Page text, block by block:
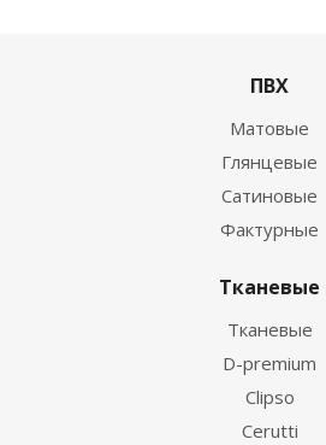
ПВХ
Матовые
Глянцевые
Сатиновые
Фактурные
Тканевые
Тканевые
D-premium
Clipso
Cerutti